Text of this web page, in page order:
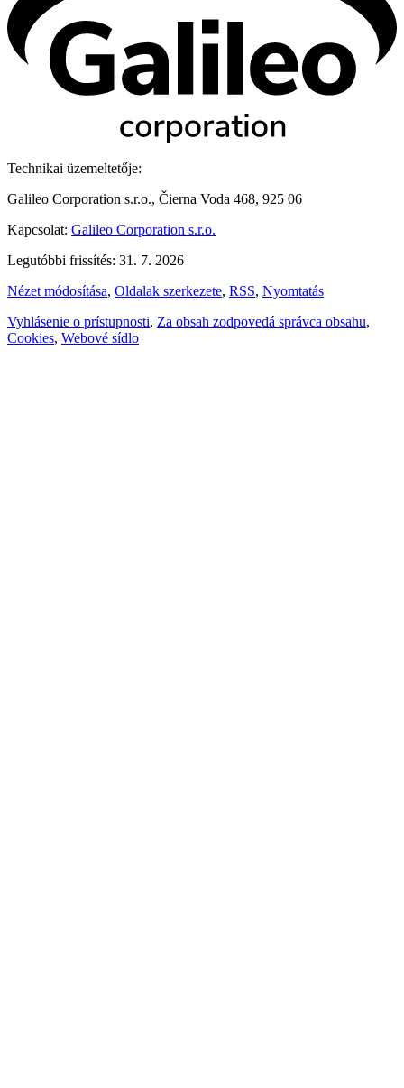
Technikai üzemeltetője:
Galileo Corporation s.r.o., Čierna Voda 468, 925 06
Kapcsolat: Galileo Corporation s.r.o.
Legutóbbi frissítés: 31. 7. 2026
Nézet módosítása, Oldalak szerkezete, RSS, Nyomtatás
Vyhlásenie o prístupnosti, Za obsah zodpovedá správca obsahu,
Cookies, Webové sídlo